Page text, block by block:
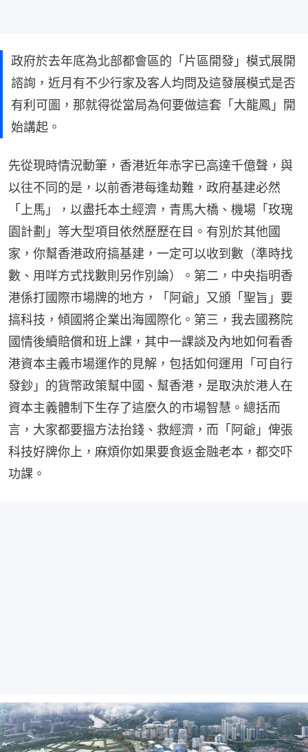
政府於去年底為北部都會區的「片區開發」模式展開
諮詢，近月有不少行家及客人均問及這發展模式是否
有利可圖，那就得從當局為何要做這套「大龍鳳」開
始講起。
先從現時情況動筆，香港近年赤字已高達千億聲，與
以往不同的是，以前香港每逢劫難，政府基建必然
「上馬」，以盡托本土經濟，青馬大橋、機場「玫瑰
園計劃」等大型項目依然歷歷在目。有別於其他國
家，你幫香港政府搞基建，一定可以收到數（準時找
數、用咩方式找數則另作別論）。第二，中央指明香
港係打國際市場牌的地方，「阿爺」又頒「聖旨」要
搞科技，傾國將企業出海國際化。第三，我去國務院
國情後續賠償和班上課，其中一課談及內地如何看香
港資本主義市場運作的見解，包括如何運用「可自行
發鈔」的貨幣政策幫中國、幫香港，是取決於港人在
資本主義體制下生存了這麼久的市場智慧。總括而
言，大家都要搵方法抬錢、救經濟，而「阿爺」俾張
科技好牌你上，麻煩你如果要食返金融老本，都交吓
功課。